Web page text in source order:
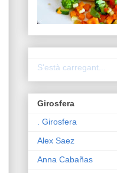
S'està carregant...
Girosfera
. Girosfera
Alex Saez
Anna Cabañas